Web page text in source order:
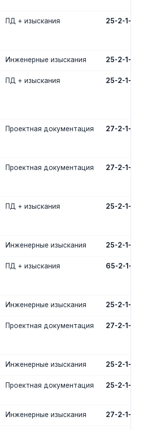
ПД + изыскания 25-2-1-
Инженерные изыскания 25-2-1-
ПД + изыскания 25-2-1-
Проектная документация 27-2-1-
Проектная документация 27-2-1-
ПД + изыскания 25-2-1-3-
Инженерные изыскания 25-2-1-1-
ПД + изыскания 65-2-1-
Инженерные изыскания 25-2-1-1-
Проектная документация 27-2-1-
Инженерные изыскания 25-2-1-
Проектная документация 25-2-1-
Инженерные изыскания 27-2-1-1-